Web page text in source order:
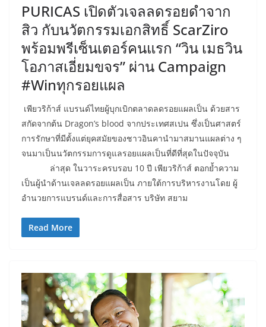
PURICAS เปิดตัวเจลลดรอยดำจาก
สิว กับนวัตกรรมเอกสิทธิ์ ScarZiro
พร้อมพรีเซ็นเตอร์คนแรก “วิน เมธวิน
โอภาสเอี่ยมขจร” ผ่าน Campaign
#Winทุกรอยแผล
เพียวริก้าส์ แบรนด์ไทยผู้บุกเบิกตลาดลดรอยแผลเป็น ด้วยสาร
สกัดจากต้น Dragon’s blood จากประเทศสเปน ซึ่งเป็นศาสตร์
การรักษาที่มีตั้งแต่ยุคสมัยของชาวอินคานำมาสมานแผลต่าง ๆ
จนมาเป็นนวัตกรรมการดูแลรอยแผลเป็นที่ดีที่สุดในปัจจุบัน
ล่าสุด ในวาระครบรอบ 10 ปี เพียวริก้าส์ ตอกย้ำความ
เป็นผู้นำด้านเจลลดรอยแผลเป็น ภายใต้การบริหารงานโดย ผู้
อำนวยการแบรนด์และการสื่อสาร บริษัท สยาม
Read More